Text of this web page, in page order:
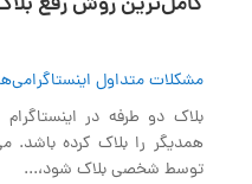
مشکلات متداول
بلاک دو طرفه در
همدیگر را بلاک کرده باشد.
توسط شخصی بلاک شود،...